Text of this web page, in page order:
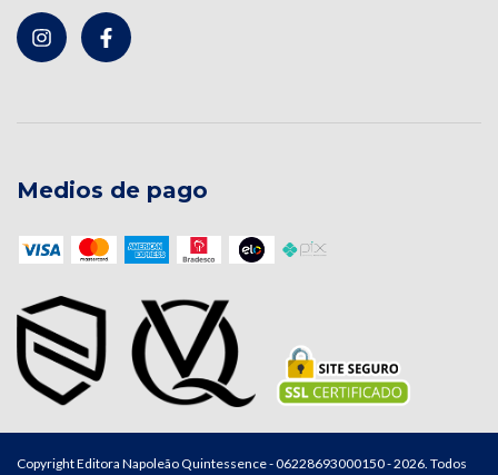
Medios de pago
Copyright Editora Napoleão Quintessence - 06228693000150 - 2026. Todos